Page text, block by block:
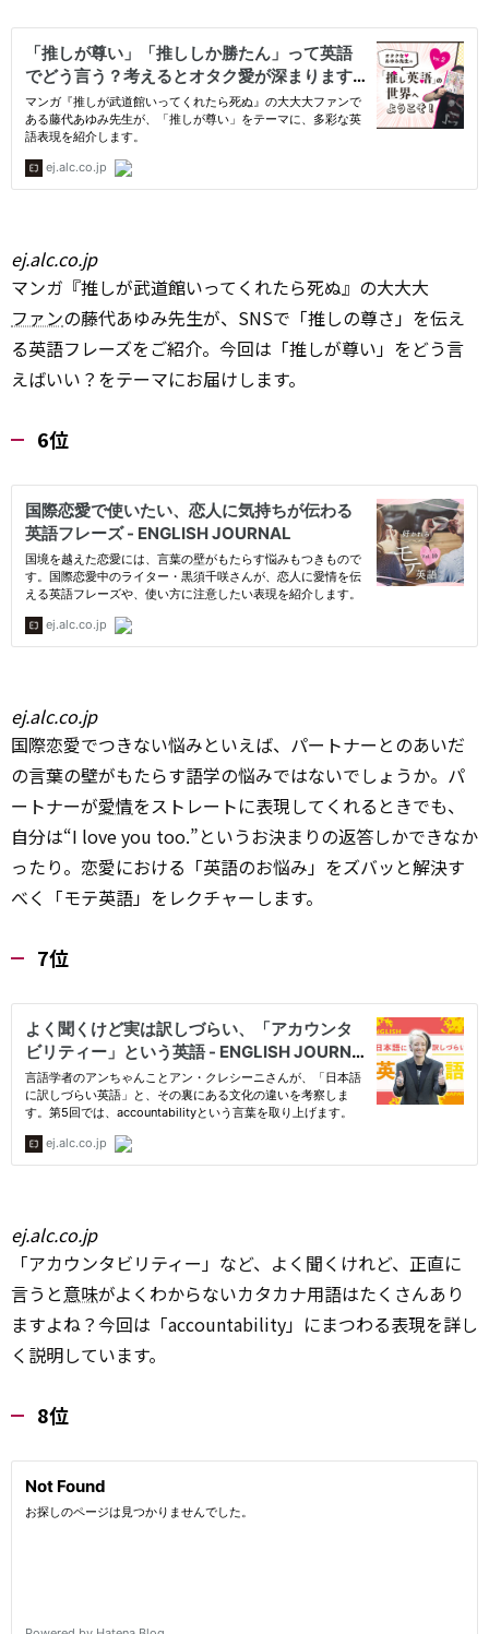
ej.alc.co.jp
マンガ『推しが武道館いってくれたら死ぬ』の大大大
ファンの藤代あゆみ先生が、SNSで「推しの尊さ」を伝え
る英語フレーズをご紹介。今回は「推しが尊い」をどう言
えばいい？をテーマにお届けします。
6位
ej.alc.co.jp
国際恋愛でつきない悩みといえば、パートナーとのあいだ
の言葉の壁がもたらす語学の悩みではないでしょうか。パ
ートナーが愛情をストレートに表現してくれるときでも、
自分は“I love you too.”というお決まりの返答しかできなか
ったり。恋愛における「英語のお悩み」をズバッと解決す
べく「モテ英語」をレクチャーします。
7位
ej.alc.co.jp
「アカウンタビリティー」など、よく聞くけれど、正直に
言うと意味がよくわからないカタカナ用語はたくさんあり
ますよね？今回は「accountability」にまつわる表現を詳し
く説明しています。
8位